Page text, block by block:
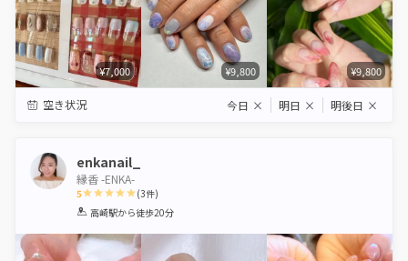
¥7,000 ¥9,800 ¥9,800
空き状況 今日 × 明日 × 明後日 ×
enkanail_
縁香 -ENKA-
5
1 2 3 4 5
(3件)
高崎駅から徒歩20分